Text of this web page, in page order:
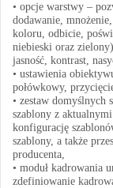
• opcje warstwy –
dodawanie,
koloru, odbicie,
niebieski oraz
jasność, kontrast,
• ustawienia
połówkowy,
• zestaw domyślnych
szablony z
konfigurację
szablony, a także
producenta,
• moduł kadrowania
zdefiniowanie